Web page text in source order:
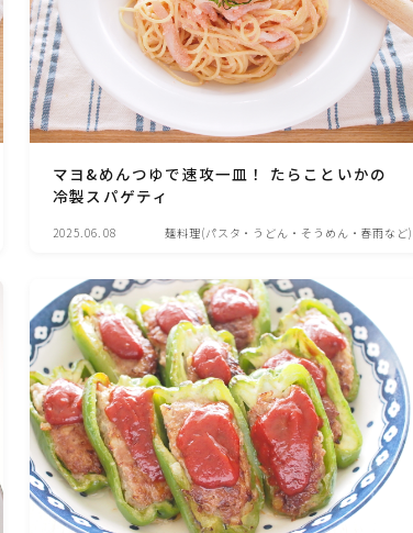
然派おやつ
ン・食事パイ・ケー
そうめん・春雨な
マヨ&めんつゆで速攻一皿！ たらこといかの
冷製スパゲティ
2025.06.08 麺料理(パスタ・うどん・そうめん・春雨など)